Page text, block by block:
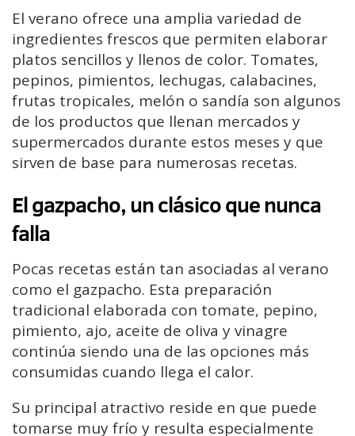
El verano ofrece una amplia variedad de
ingredientes frescos que permiten elaborar
platos sencillos y llenos de color. Tomates,
pepinos, pimientos, lechugas, calabacines,
frutas tropicales, melón o sandía son algunos
de los productos que llenan mercados y
supermercados durante estos meses y que
sirven de base para numerosas recetas.
El gazpacho, un clásico que nunca
falla
Pocas recetas están tan asociadas al verano
como el gazpacho. Esta preparación
tradicional elaborada con tomate, pepino,
pimiento, ajo, aceite de oliva y vinagre
continúa siendo una de las opciones más
consumidas cuando llega el calor.
Su principal atractivo reside en que puede
tomarse muy frío y resulta especialmente